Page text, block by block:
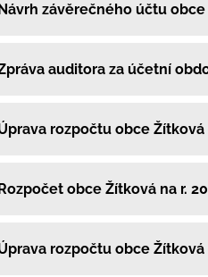
závěrečného účtu
auditora za účetní
rozpočtu obce
obce Žítková na r.
rozpočtu obce